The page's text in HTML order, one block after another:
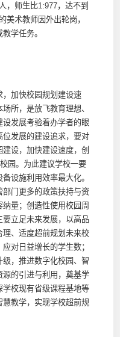
，师生比1:977，达不到
美术教师因外出轮岗，
学任务。
加快校园规划建设速
所，是放飞教育理想、
发展考验着办学者的眼
发展的建设追求，要对
设，加快建设速度，创
园。为此建议学校一要
设施利用效率最大化。
门更多的政策扶持与资
量；创造性使用校园周
立足未来发展，以高品
、适度超前规划未来校
对日益增长的学生数；
，推进数字化校园、智
的引进与利用，奠基学
校现有省级课程基地等
教学，实现学校超前规